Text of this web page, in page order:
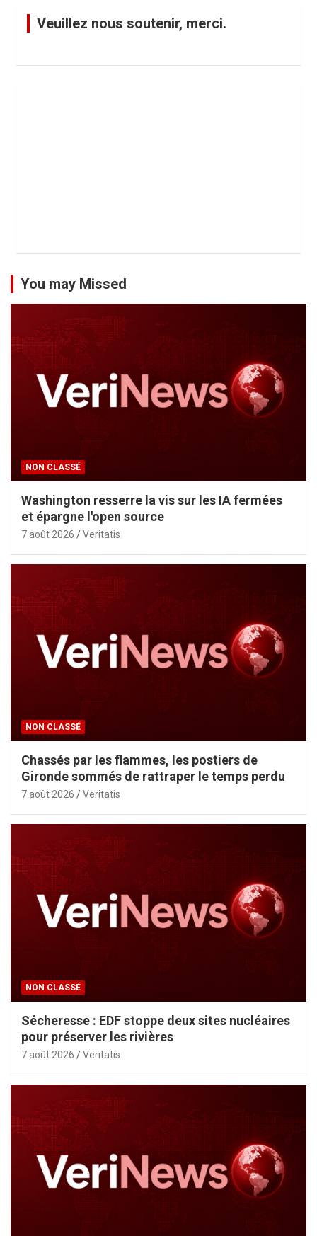
Veuillez nous soutenir, merci.
You may Missed
NON CLASSÉ
Washington resserre la vis sur les IA fermées
et épargne l'open source
7 août 2026 Veritatis
NON CLASSÉ
Chassés par les flammes, les postiers de
Gironde sommés de rattraper le temps perdu
7 août 2026 Veritatis
NON CLASSÉ
Sécheresse : EDF stoppe deux sites nucléaires
pour préserver les rivières
7 août 2026 Veritatis